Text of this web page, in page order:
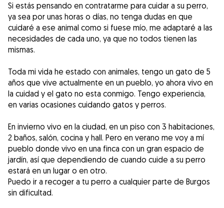
Si estás pensando en contratarme para cuidar a su perro,
ya sea por unas horas o días, no tenga dudas en que
cuidaré a ese animal como si fuese mío, me adaptaré a las
necesidades de cada uno, ya que no todos tienen las
mismas.
Toda mi vida he estado con animales, tengo un gato de 5
años que vive actualmente en un pueblo, yo ahora vivo en
la cuidad y el gato no esta conmigo. Tengo experiencia,
en varias ocasiones cuidando gatos y perros.
En invierno vivo en la ciudad, en un piso con 3 habitaciones,
2 baños, salón, cocina y hall. Pero en verano me voy a mí
pueblo donde vivo en una finca con un gran espacio de
jardín, así que dependiendo de cuando cuide a su perro
estará en un lugar o en otro.
Puedo ir a recoger a tu perro a cualquier parte de Burgos
sin dificultad.